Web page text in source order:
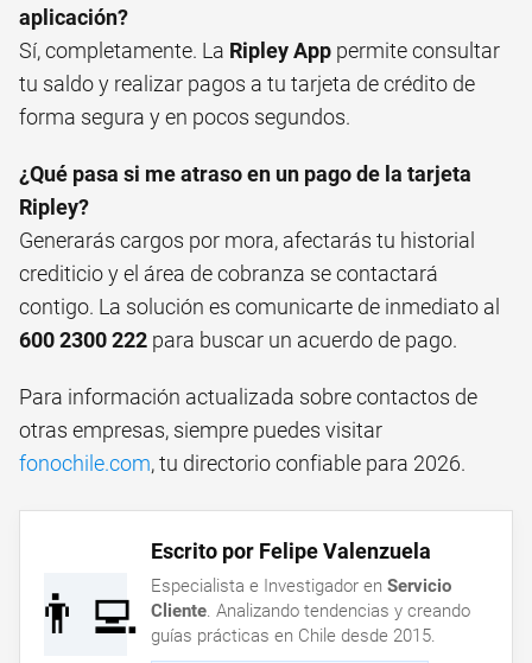
aplicación?
Sí, completamente. La Ripley App permite consultar
tu saldo y realizar pagos a tu tarjeta de crédito de
forma segura y en pocos segundos.
¿Qué pasa si me atraso en un pago de la tarjeta
Ripley?
Generarás cargos por mora, afectarás tu historial
crediticio y el área de cobranza se contactará
contigo. La solución es comunicarte de inmediato al
600 2300 222 para buscar un acuerdo de pago.
Para información actualizada sobre contactos de
otras empresas, siempre puedes visitar
fonochile.com, tu directorio confiable para 2026.
👨‍💻
Escrito por Felipe Valenzuela
Especialista e Investigador en Servicio
Cliente. Analizando tendencias y creando
guías prácticas en Chile desde 2015.